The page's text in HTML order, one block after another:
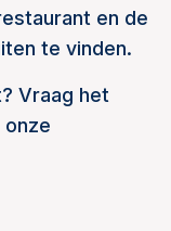
en de
te vinden.
Vraag het